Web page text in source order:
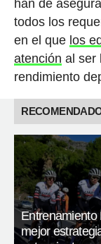
han de
todos los
en el que los
atención al ser
rendimiento
Entrenamiento
mejor